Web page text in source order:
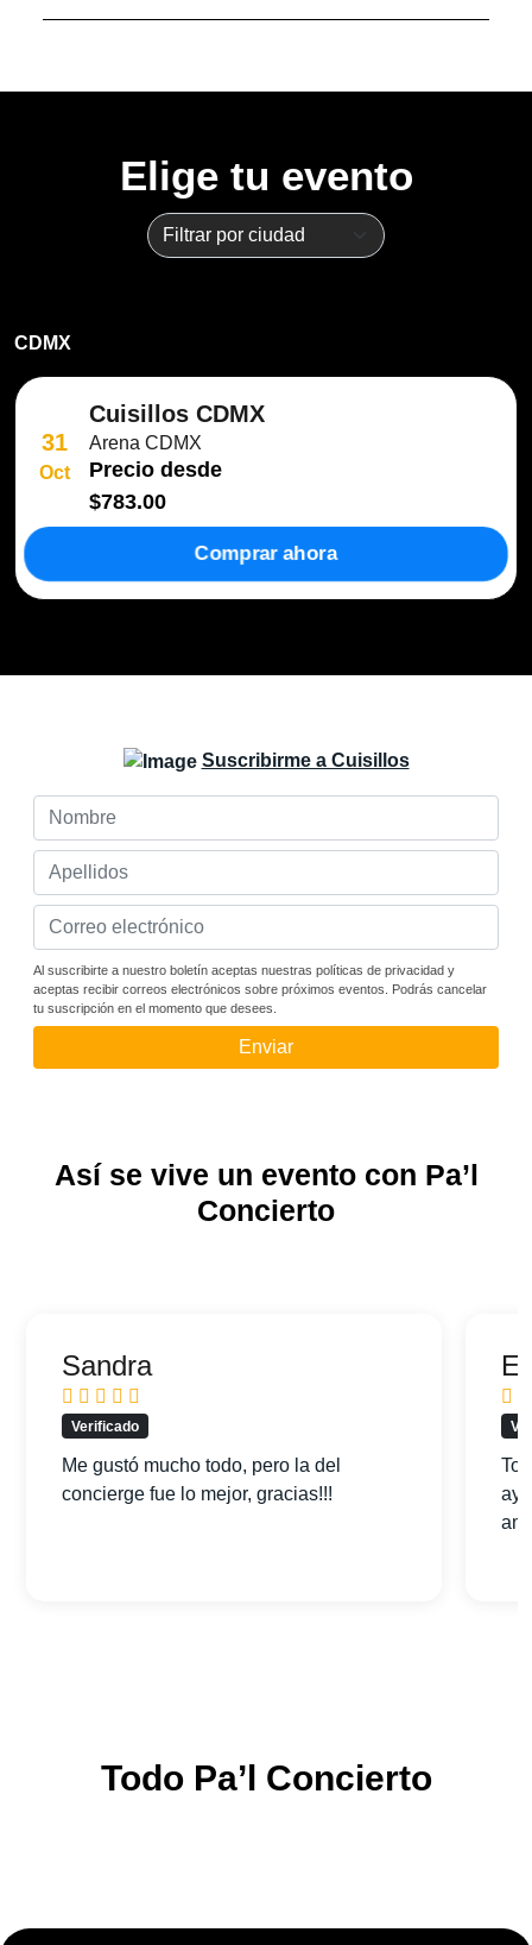
Elige tu evento
CDMX
31
Oct
Cuisillos CDMX
Arena CDMX
Precio desde
$783.00
Comprar ahora
Suscribirme a Cuisillos
Al suscribirte a nuestro boletín aceptas nuestras políticas de privacidad y
aceptas recibir correos electrónicos sobre próximos eventos. Podrás cancelar
tu suscripción en el momento que desees.
Enviar
Así se vive un evento con Pa’l
Concierto
Sandra
Verificado
Me gustó mucho todo, pero la del
concierge fue lo mejor, gracias!!!
Todo Pa’l Concierto